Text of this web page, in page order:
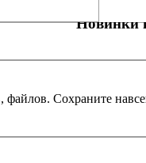
Новинки
Сохраните